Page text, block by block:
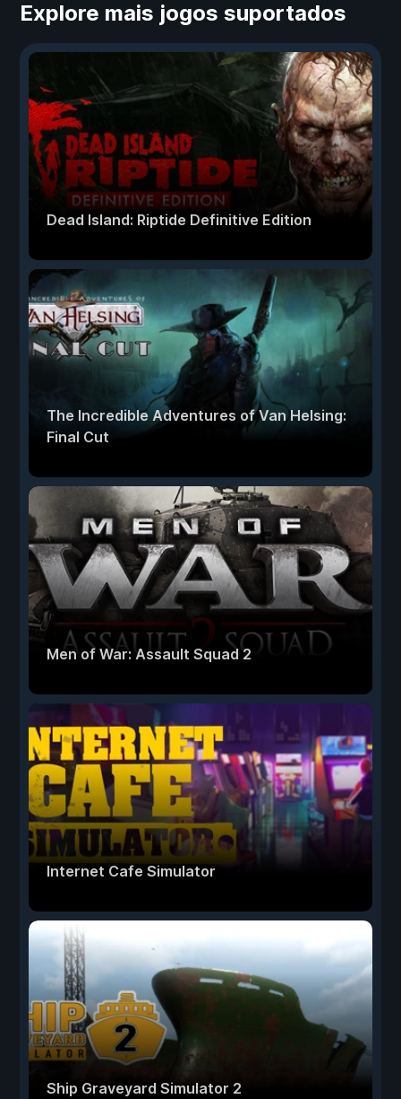
Explore mais jogos suportados
Dead Island: Riptide Definitive Edition
The Incredible Adventures of Van Helsing:
Final Cut
Men of War: Assault Squad 2
Internet Cafe Simulator
Ship Graveyard Simulator 2